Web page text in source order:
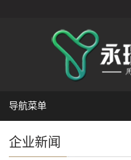
导航菜单
企业新闻